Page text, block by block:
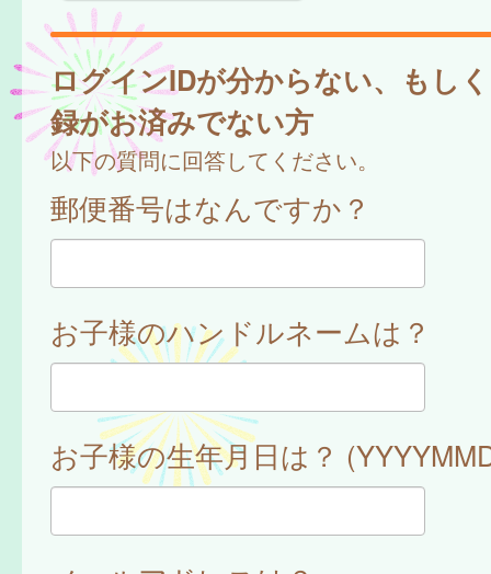
ログインIDが分からない、もし
録がお済みでない方
以下の質問に回答してください。
郵便番号はなんですか？
お子様のハンドルネームは？
お子様の生年月日は？